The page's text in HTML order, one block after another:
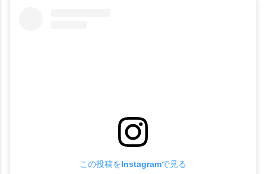
この投稿をInstagramで見る